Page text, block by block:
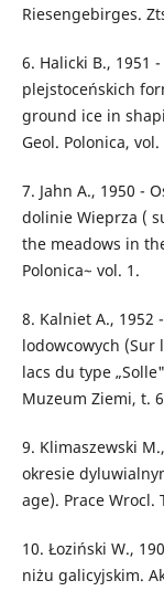
Riesengebirges.
6. Halicki B., 1951
plejstoceńskich
ground ice in
Geol. Polonica, vol.
7. Jahn A., 1950 -
dolinie Wieprza (
the meadows in
Polonica~ vol. 1.
8. Kalniet A., 1952
lodowcowych
lacs du type
Muzeum Ziemi, t.
9. Klimaszewski
okresie
age). Prace Wrocl.
10. Łoziński W.,
niżu galicyjskim.